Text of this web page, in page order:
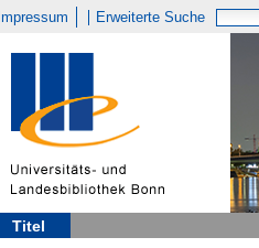
Impressum Erweiterte Suche
Titel